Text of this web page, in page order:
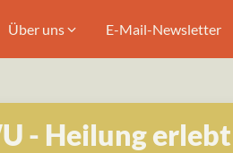
Über uns E-Mail-Newsletter
- Heilung erlebt